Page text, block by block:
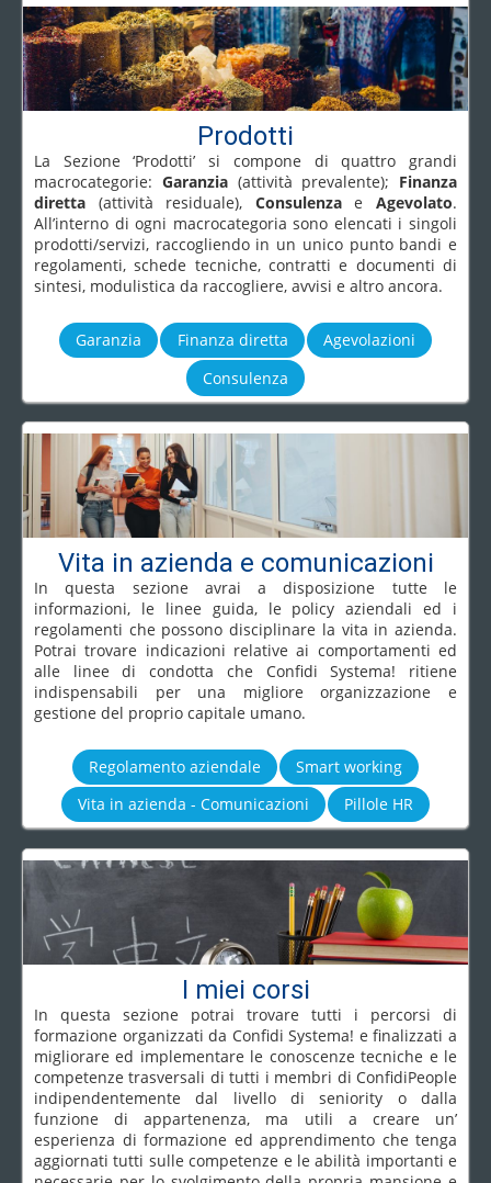
Prodotti
La Sezione ‘Prodotti’ si compone di quattro grandi
macrocategorie: Garanzia (attività prevalente); Finanza
diretta (attività residuale), ConsulenzaeAgevolato.
All’interno di ogni macrocategoria sono elencati i singoli
prodotti/servizi, raccogliendo in un unico punto bandi e
regolamenti, schede tecniche, contratti e documenti di
sintesi, modulistica da raccogliere, avvisi e altro ancora.
Garanzia Finanza diretta
Agevolazioni
Consulenza
Vita in azienda e comunicazioni
In questa sezione avrai a disposizione tutte le
informazioni, le linee guida, le policy aziendali ed i
regolamenti che possono disciplinare la vita in azienda.
Potrai trovare indicazioni relative ai comportamenti ed
alle linee di condotta che Confidi Systema! ritiene
indispensabili per una migliore organizzazione e
gestione del proprio capitale umano.
Regolamento aziendale
Smart working
Vita in azienda - Comunicazioni
Pillole HR
I miei corsi
In questa sezione potrai trovare tutti i percorsi di
formazione organizzati da Confidi Systema! e finalizzati a
migliorare ed implementare le conoscenze tecniche e le
competenze trasversali di tutti i membri di ConfidiPeople
indipendentemente dal livello di seniority o dalla
funzione di appartenenza, ma utili a creare un’
esperienza di formazione ed apprendimento che tenga
aggiornati tutti sulle competenze e le abilità importanti e